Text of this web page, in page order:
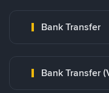
Bank Transfer
Bank Transfer